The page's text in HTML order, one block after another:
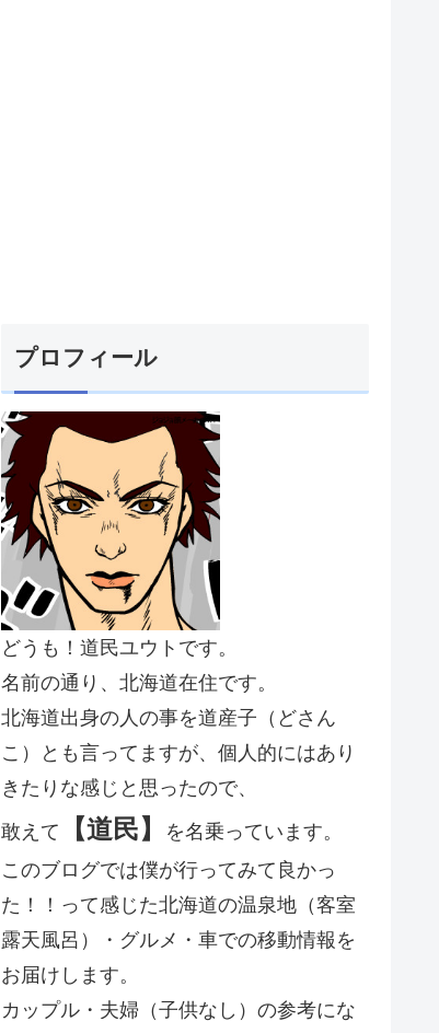
プロフィール
どうも！道民ユウトです。
名前の通り、北海道在住です。
北海道出身の人の事を道産子（どさん
こ）とも言ってますが、個人的にはあり
きたりな感じと思ったので、
敢えて
【道民】
を名乗っています。
このブログでは僕が行ってみて良かっ
た！！って感じた北海道の温泉地（客室
露天風呂）・グルメ・車での移動情報を
お届けします。
カップル・夫婦（子供なし）の参考にな